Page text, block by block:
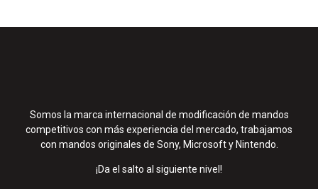
Somos la marca internacional de modificación de mandos
competitivos con más experiencia del mercado, trabajamos
con mandos originales de Sony, Microsoft y Nintendo.
¡Da el salto al siguiente nivel!